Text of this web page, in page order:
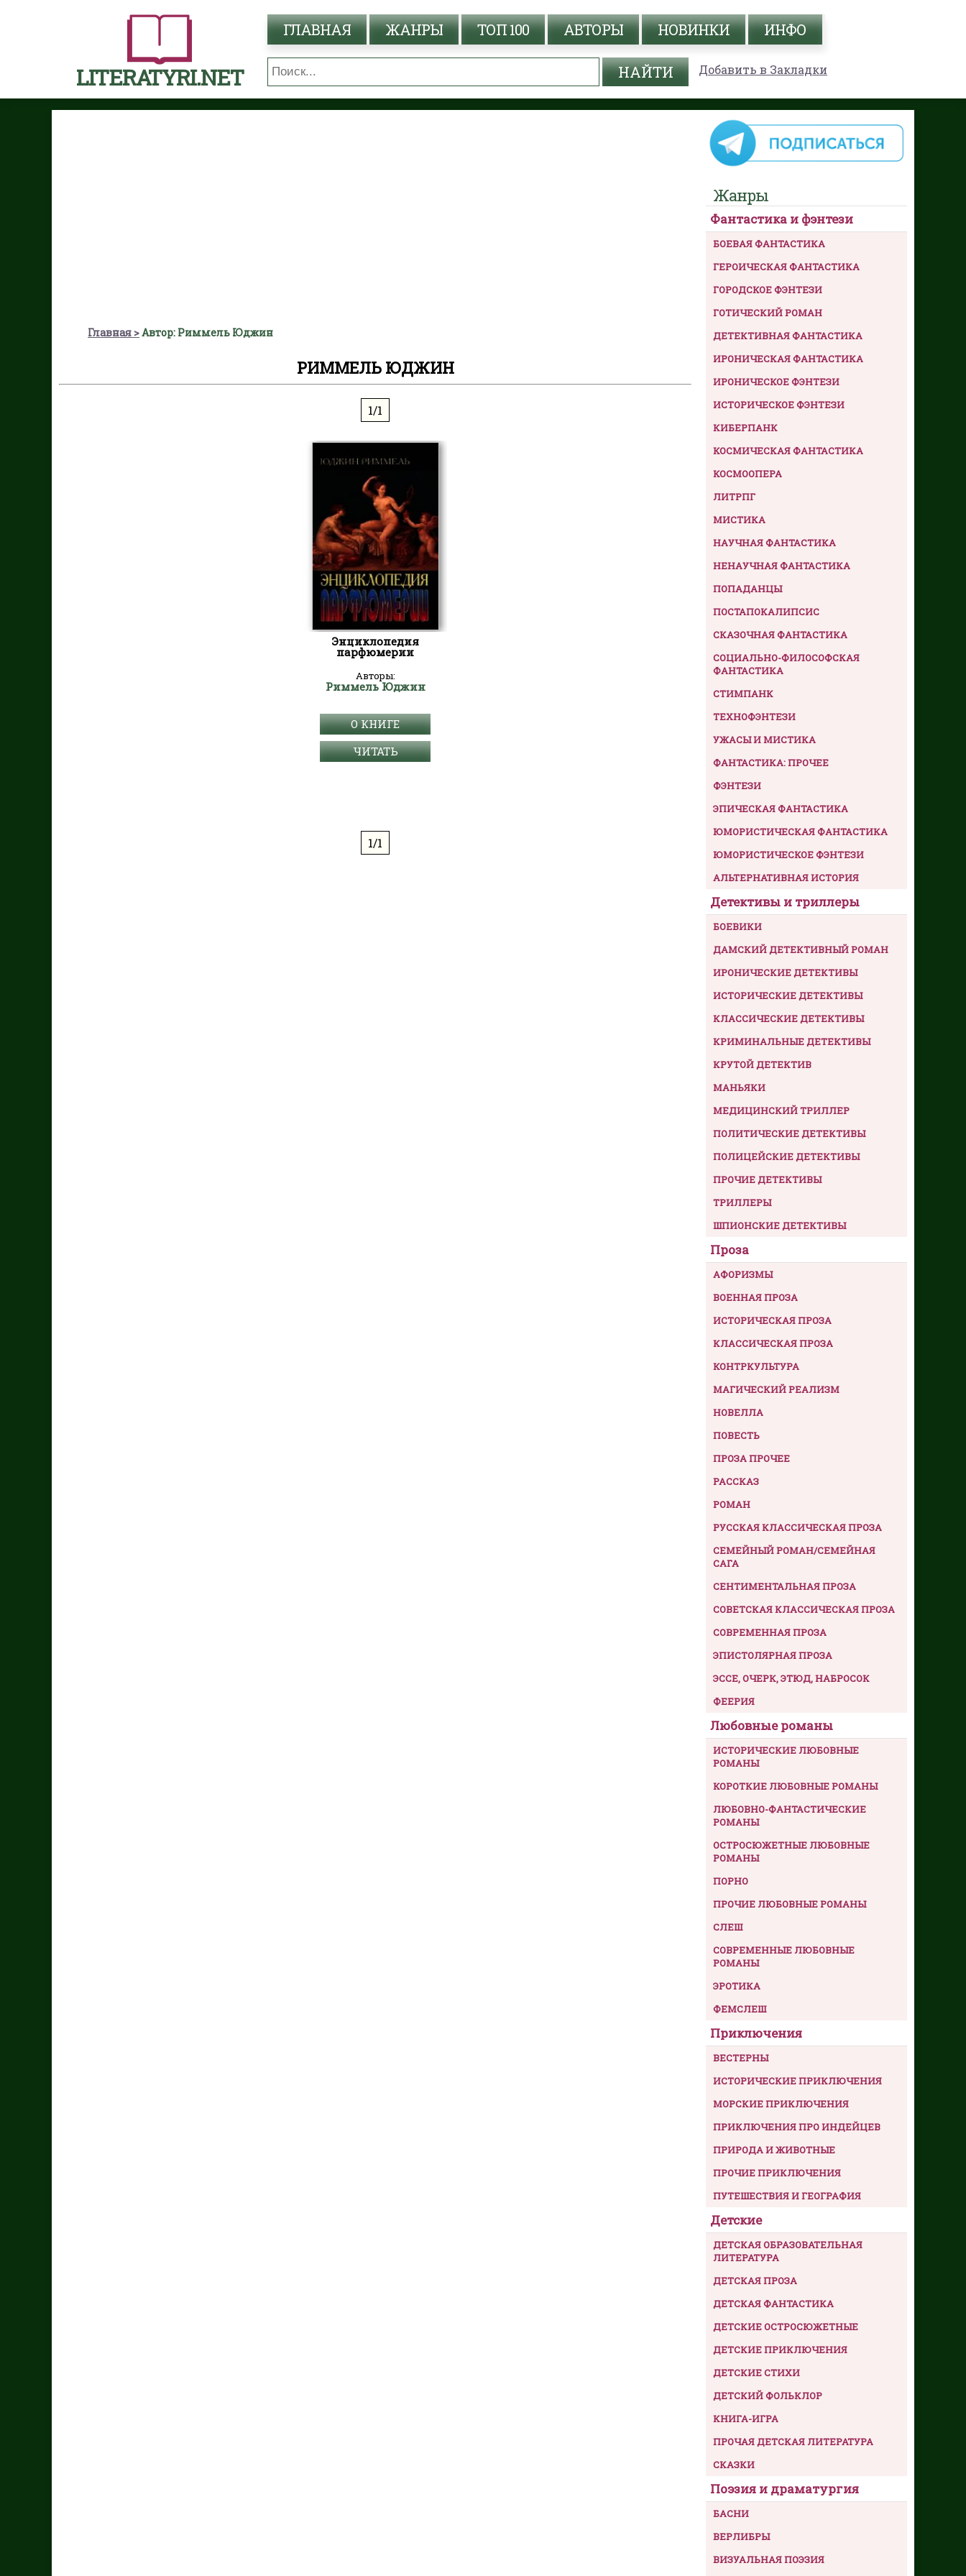
LITERATYRI.NET
ГЛАВНАЯ ЖАНРЫ ТОП 100 АВТОРЫ НОВИНКИ ИНФО
Добавить в Закладки
Главная Автор: Риммель Юджин
РИММЕЛЬ ЮДЖИН
1/1
Энциклопедия
парфюмерии
Авторы:
Риммель Юджин
О КНИГЕ
ЧИТАТЬ
1/1
Жанры
Фантастика и фэнтези
БОЕВАЯ ФАНТАСТИКА
ГЕРОИЧЕСКАЯ ФАНТАСТИКА
ГОРОДСКОЕ ФЭНТЕЗИ
ГОТИЧЕСКИЙ РОМАН
ДЕТЕКТИВНАЯ ФАНТАСТИКА
ИРОНИЧЕСКАЯ ФАНТАСТИКА
ИРОНИЧЕСКОЕ ФЭНТЕЗИ
ИСТОРИЧЕСКОЕ ФЭНТЕЗИ
КИБЕРПАНК
КОСМИЧЕСКАЯ ФАНТАСТИКА
КОСМООПЕРА
ЛИТРПГ
МИСТИКА
НАУЧНАЯ ФАНТАСТИКА
НЕНАУЧНАЯ ФАНТАСТИКА
ПОПАДАНЦЫ
ПОСТАПОКАЛИПСИС
СКАЗОЧНАЯ ФАНТАСТИКА
СОЦИАЛЬНО-ФИЛОСОФСКАЯ
ФАНТАСТИКА
СТИМПАНК
ТЕХНОФЭНТЕЗИ
УЖАСЫ И МИСТИКА
ФАНТАСТИКА: ПРОЧЕЕ
ФЭНТЕЗИ
ЭПИЧЕСКАЯ ФАНТАСТИКА
ЮМОРИСТИЧЕСКАЯ ФАНТАСТИКА
ЮМОРИСТИЧЕСКОЕ ФЭНТЕЗИ
АЛЬТЕРНАТИВНАЯ ИСТОРИЯ
Детективы и триллеры
БОЕВИКИ
ДАМСКИЙ ДЕТЕКТИВНЫЙ РОМАН
ИРОНИЧЕСКИЕ ДЕТЕКТИВЫ
ИСТОРИЧЕСКИЕ ДЕТЕКТИВЫ
КЛАССИЧЕСКИЕ ДЕТЕКТИВЫ
КРИМИНАЛЬНЫЕ ДЕТЕКТИВЫ
КРУТОЙ ДЕТЕКТИВ
МАНЬЯКИ
МЕДИЦИНСКИЙ ТРИЛЛЕР
ПОЛИТИЧЕСКИЕ ДЕТЕКТИВЫ
ПОЛИЦЕЙСКИЕ ДЕТЕКТИВЫ
ПРОЧИЕ ДЕТЕКТИВЫ
ТРИЛЛЕРЫ
ШПИОНСКИЕ ДЕТЕКТИВЫ
Проза
АФОРИЗМЫ
ВОЕННАЯ ПРОЗА
ИСТОРИЧЕСКАЯ ПРОЗА
КЛАССИЧЕСКАЯ ПРОЗА
КОНТРКУЛЬТУРА
МАГИЧЕСКИЙ РЕАЛИЗМ
НОВЕЛЛА
ПОВЕСТЬ
ПРОЗА ПРОЧЕЕ
РАССКАЗ
РОМАН
РУССКАЯ КЛАССИЧЕСКАЯ ПРОЗА
СЕМЕЙНЫЙ РОМАН/СЕМЕЙНАЯ
САГА
СЕНТИМЕНТАЛЬНАЯ ПРОЗА
СОВЕТСКАЯ КЛАССИЧЕСКАЯ ПРОЗА
СОВРЕМЕННАЯ ПРОЗА
ЭПИСТОЛЯРНАЯ ПРОЗА
ЭССЕ, ОЧЕРК, ЭТЮД, НАБРОСОК
ФЕЕРИЯ
Любовные романы
ИСТОРИЧЕСКИЕ ЛЮБОВНЫЕ
РОМАНЫ
КОРОТКИЕ ЛЮБОВНЫЕ РОМАНЫ
ЛЮБОВНО-ФАНТАСТИЧЕСКИЕ
РОМАНЫ
ОСТРОСЮЖЕТНЫЕ ЛЮБОВНЫЕ
РОМАНЫ
ПОРНО
ПРОЧИЕ ЛЮБОВНЫЕ РОМАНЫ
СЛЕШ
СОВРЕМЕННЫЕ ЛЮБОВНЫЕ
РОМАНЫ
ЭРОТИКА
ФЕМСЛЕШ
Приключения
ВЕСТЕРНЫ
ИСТОРИЧЕСКИЕ ПРИКЛЮЧЕНИЯ
МОРСКИЕ ПРИКЛЮЧЕНИЯ
ПРИКЛЮЧЕНИЯ ПРО ИНДЕЙЦЕВ
ПРИРОДА И ЖИВОТНЫЕ
ПРОЧИЕ ПРИКЛЮЧЕНИЯ
ПУТЕШЕСТВИЯ И ГЕОГРАФИЯ
Детские
ДЕТСКАЯ ОБРАЗОВАТЕЛЬНАЯ
ЛИТЕРАТУРА
ДЕТСКАЯ ПРОЗА
ДЕТСКАЯ ФАНТАСТИКА
ДЕТСКИЕ ОСТРОСЮЖЕТНЫЕ
ДЕТСКИЕ ПРИКЛЮЧЕНИЯ
ДЕТСКИЕ СТИХИ
ДЕТСКИЙ ФОЛЬКЛОР
КНИГА-ИГРА
ПРОЧАЯ ДЕТСКАЯ ЛИТЕРАТУРА
СКАЗКИ
Поэзия и драматургия
БАСНИ
ВЕРЛИБРЫ
ВИЗУАЛЬНАЯ ПОЭЗИЯ